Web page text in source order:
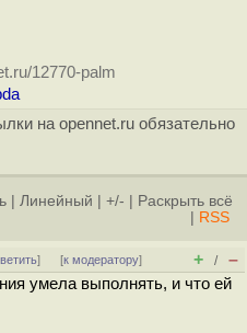
12770-palm
на opennet.ru обязательно
Линейный +/-
Раскрыть всё
RSS
] [к модератору] + / –
умела выполнять, и что ей